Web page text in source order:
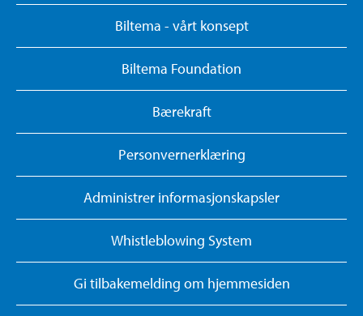
Biltema - vårt konsept
Biltema Foundation
Bærekraft
Personvernerklæring
Administrer informasjonskapsler
Whistleblowing System
Gi tilbakemelding om hjemmesiden